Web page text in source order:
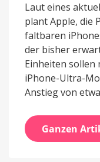
Laut eines
plant Apple, die
faltbaren
der bisher
Einheiten
iPhone-Ultra-
Anstieg von
Ganzen